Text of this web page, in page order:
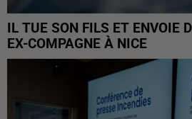
IL TUE SON FILS ET ENVOIE
EX-COMPAGNE À NICE